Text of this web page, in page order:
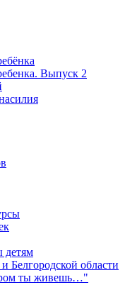
Выпуск 2
детям
Белгородской области
ты живешь…"